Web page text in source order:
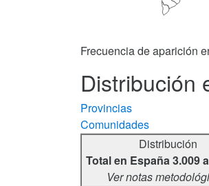
Frecuencia de aparición
Distribución
Provincias
Comunidades
Distribución
Total en España 3.009
Ver notas